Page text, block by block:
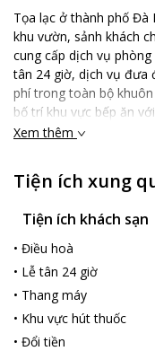
Tọa lạc ở thành phố Đà
khu vườn, sảnh khách
cung cấp dịch vụ
tân 24 giờ, dịch vụ đưa
phí trong toàn bộ
bố trí khu vực bếp ăn
cung cấp bữa sáng
thuần chay. Minh
Nẵng, nằm trong bán
Xem thêm
Tiện ích xung
Tiện ích khách sạn
• Điều hoà
• Lễ tân 24 giờ
• Thang máy
• Khu vực hút thuốc
• Đổi tiền